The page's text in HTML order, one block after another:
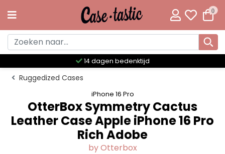
0
Meer dan 300 unieke designs
Ruggedized Cases
iPhone 16 Pro
OtterBox Symmetry Cactus
Leather Case Apple iPhone 16 Pro
Rich Adobe
by Otterbox